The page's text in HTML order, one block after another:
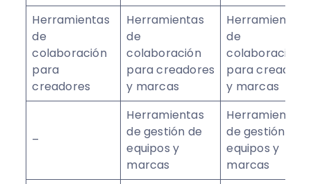
Herramientas
de
colaboración
para
creadores
Herramientas
de
colaboración
para creadores
y marcas
Herramientas
de
colaboración
para
y marcas
–
Herramientas
de gestión de
equipos y
marcas
Herramientas
de gestión de
equipos y
marcas